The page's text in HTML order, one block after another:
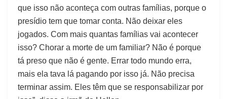
que isso não aconteça com outras famílias, porque o
presídio tem que tomar conta. Não deixar eles
jogados. Com mais quantas famílias vai acontecer
isso? Chorar a morte de um familiar? Não é porque
tá preso que não é gente. Errar todo mundo erra,
mais ela tava lá pagando por isso já. Não precisa
terminar assim. Eles têm que se responsabilizar por